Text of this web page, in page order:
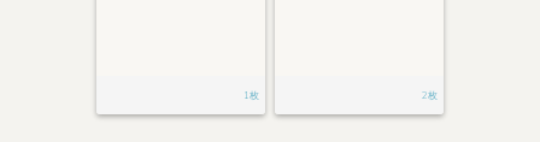
1枚 2枚